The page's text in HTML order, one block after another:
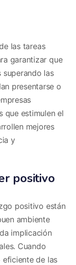
las tareas
garantizar que
superando las
presentarse o
que estimulen el
mejores
y
positivo
positivo están
ambiente
implicación
Cuando
eficiente de las